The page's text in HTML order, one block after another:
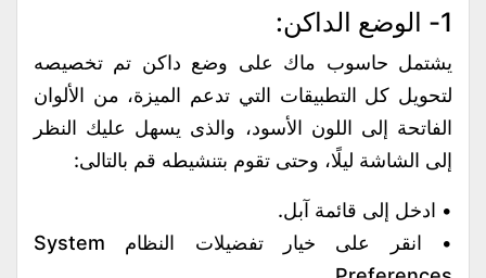
1- الوضع الداكن:
يشتمل حاسوب ماك على وضع داكن تم تخصيصه
لتحويل كل التطبيقات التي تدعم الميزة، من الألوان
الفاتحة إلى اللون الأسود، والذى يسهل عليك النظر
إلى الشاشة ليلًا، وحتى تقوم بتنشيطه قم بالتالى:
• ادخل إلى قائمة آبل.
• انقر على خيار تفضيلات النظام System